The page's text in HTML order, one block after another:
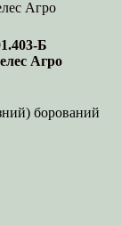
Б
Агро
борований